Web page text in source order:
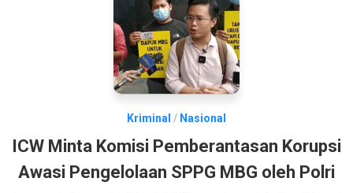
Kriminal / Nasional
ICW Minta Komisi Pemberantasan Korupsi
Awasi Pengelolaan SPPG MBG oleh Polri